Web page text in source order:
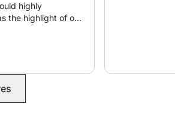
highly
the highlight of our